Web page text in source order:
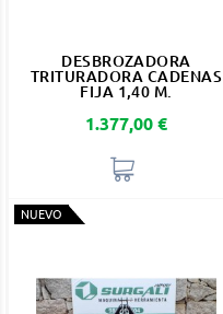
DESBROZADORA
TRITURADORA CADENAS
FIJA 1,40 M.
Precio
1.377,00 €
NUEVO